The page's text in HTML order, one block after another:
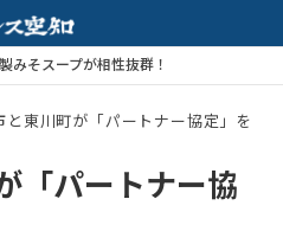
と東川町が「パートナー協定」を
「パートナー協